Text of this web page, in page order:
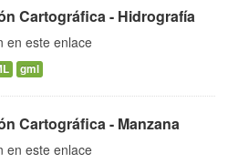
Cartográfica - Hidrografía
en este enlace
gml
Cartográfica - Manzana
en este enlace